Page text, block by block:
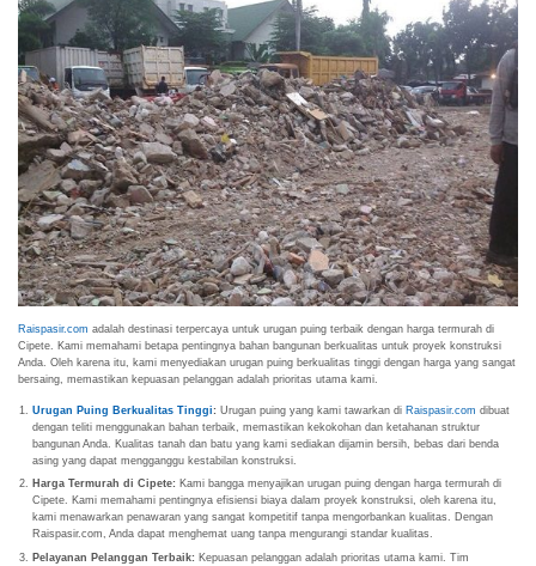
Raispasir.com adalah destinasi terpercaya untuk urugan puing terbaik dengan harga termurah di
Cipete. Kami memahami betapa pentingnya bahan bangunan berkualitas untuk proyek konstruksi
Anda. Oleh karena itu, kami menyediakan urugan puing berkualitas tinggi dengan harga yang sangat
bersaing, memastikan kepuasan pelanggan adalah prioritas utama kami.
Urugan Puing Berkualitas Tinggi: Urugan puing yang kami tawarkan di Raispasir.com dibuat
dengan teliti menggunakan bahan terbaik, memastikan kekokohan dan ketahanan struktur
bangunan Anda. Kualitas tanah dan batu yang kami sediakan dijamin bersih, bebas dari benda
asing yang dapat mengganggu kestabilan konstruksi.
Harga Termurah di Cipete: Kami bangga menyajikan urugan puing dengan harga termurah di
Cipete. Kami memahami pentingnya efisiensi biaya dalam proyek konstruksi, oleh karena itu,
kami menawarkan penawaran yang sangat kompetitif tanpa mengorbankan kualitas. Dengan
Raispasir.com, Anda dapat menghemat uang tanpa mengurangi standar kualitas.
Pelayanan Pelanggan Terbaik: Kepuasan pelanggan adalah prioritas utama kami. Tim